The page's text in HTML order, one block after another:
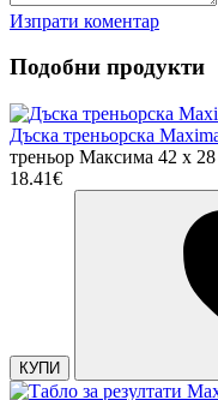
Изпрати коментар
Подобни продукти
Дъска треньорска
треньор Максима 42 x
18.41€
КУПИ